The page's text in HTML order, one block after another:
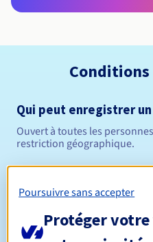
Qui peut enregistrer
Ouvert à toutes les
restriction géographique.
Durée de réservation
Poursuivre sans accepter
Protéger